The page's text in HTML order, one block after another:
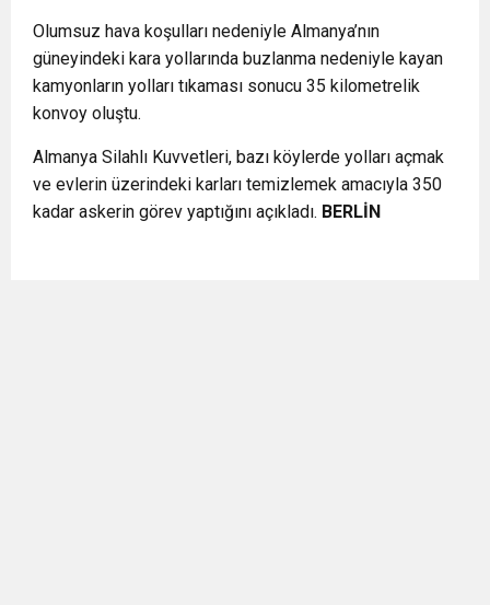
Olumsuz hava koşulları nedeniyle Almanya’nın
güneyindeki kara yollarında buzlanma nedeniyle kayan
kamyonların yolları tıkaması sonucu 35 kilometrelik
konvoy oluştu.
Almanya Silahlı Kuvvetleri, bazı köylerde yolları açmak
ve evlerin üzerindeki karları temizlemek amacıyla 350
kadar askerin görev yaptığını açıkladı. BERLİN